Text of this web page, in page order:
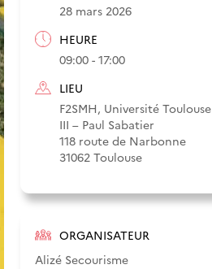
28 mars 2026
HEURE
09:00 - 17:00
LIEU
F2SMH, Université Toulouse
III – Paul Sabatier
118 route de Narbonne
31062 Toulouse
ORGANISATEUR
Alizé Secourisme